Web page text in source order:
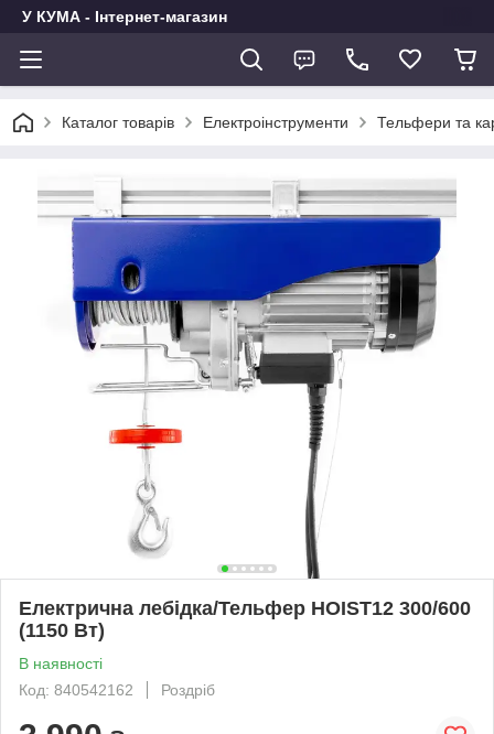
У КУМА - Інтернет-магазин
Каталог товарів Електроінструменти Тельфери та
Електрична лебідка/Тельфер HOIST12 300/600
(1150 Вт)
В наявності
Код: 840542162
Роздріб